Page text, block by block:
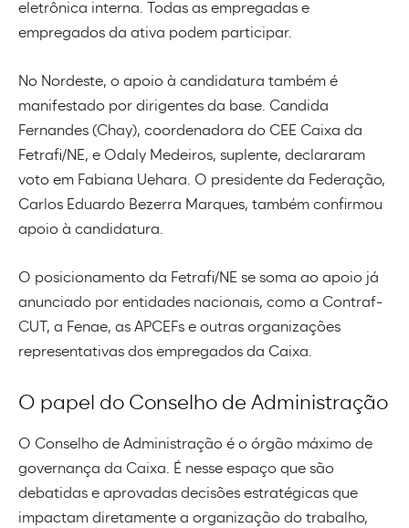
eletrônica interna. Todas as empregadas e
empregados da ativa podem participar.
No Nordeste, o apoio à candidatura também é
manifestado por dirigentes da base. Candida
Fernandes (Chay), coordenadora do CEE Caixa da
Fetrafi/NE, e Odaly Medeiros, suplente, declararam
voto em Fabiana Uehara. O presidente da Federação,
Carlos Eduardo Bezerra Marques, também confirmou
apoio à candidatura.
O posicionamento da Fetrafi/NE se soma ao apoio já
anunciado por entidades nacionais, como a Contraf-
CUT , a Fenae, as APCEFs e outras organizações
representativas dos empregados da Caixa.
O papel do Conselho de Administração
O Conselho de Administração é o órgão máximo de
governança da Caixa. É nesse espaço que são
debatidas e aprovadas decisões estratégicas que
impactam diretamente a organização do trabalho,